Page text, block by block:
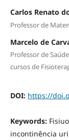
Carlos Renato
Professor de
Marcelo de
Professor de
cursos de
DOI: https://
Keywords:
incontinência